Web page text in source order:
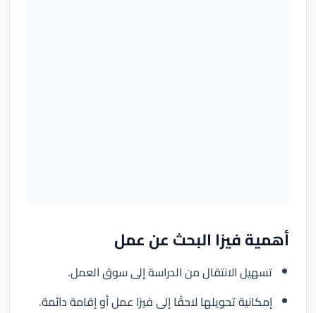
أهمية فيزا البحث عن عمل
تسهيل الانتقال من الدراسة إلى سوق العمل.
إمكانية تحويلها لاحقًا إلى فيزا عمل أو إقامة دائمة.